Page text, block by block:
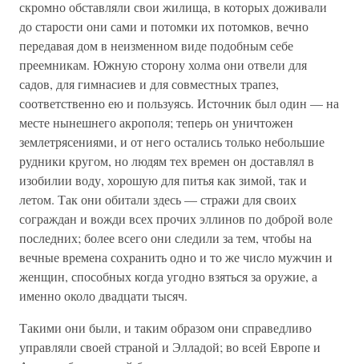
скромно обставляли свои жилища, в которых доживали
до старости они сами и потомки их потомков, вечно
передавая дом в неизменном виде подобным себе
преемникам. Южную сторону холма они отвели для
садов, для гимнасиев и для совместных трапез,
соответственно ею и пользуясь. Источник был один — на
месте нынешнего акрополя; теперь он уничтожен
землетрясениями, и от него остались только небольшие
рудники кругом, но людям тех времен он доставлял в
изобилии воду, хорошую для питья как зимой, так и
летом. Так они обитали здесь — стражи для своих
сограждан и вожди всех прочих эллинов по доброй воле
последних; более всего они следили за тем, чтобы на
вечные времена сохранить одно и то же число мужчин и
женщин, способных когда угодно взяться за оружие, а
именно около двадцати тысяч.
Такими они были, и таким образом они справедливо
управляли своей страной и Элладой; во всей Европе и